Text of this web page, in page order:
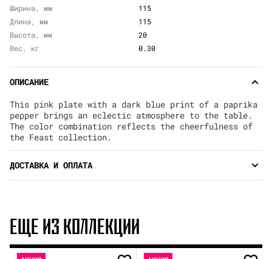
Ширина, мм
115
Длина, мм
115
Высота, мм
20
Вес, кг
0.30
ОПИСАНИЕ
This pink plate with a dark blue print of a paprika
pepper brings an eclectic atmosphere to the table.
The color combination reflects the cheerfulness of
the Feast collection.
ДОСТАВКА И ОПЛАТА
ЕЩЕ ИЗ КОЛЛЕКЦИИ